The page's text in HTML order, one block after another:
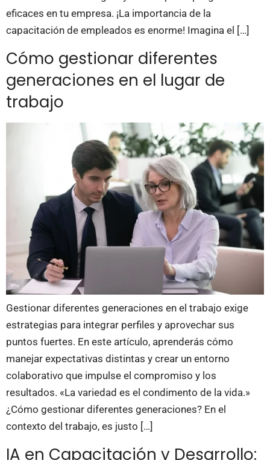
eficaces en tu empresa. ¡La importancia de la
capacitación de empleados es enorme! Imagina el […]
Cómo gestionar diferentes
generaciones en el lugar de
trabajo
Gestionar diferentes generaciones en el trabajo exige
estrategias para integrar perfiles y aprovechar sus
puntos fuertes. En este artículo, aprenderás cómo
manejar expectativas distintas y crear un entorno
colaborativo que impulse el compromiso y los
resultados. «La variedad es el condimento de la vida.»
¿Cómo gestionar diferentes generaciones? En el
contexto del trabajo, es justo […]
IA en Capacitación y Desarrollo: